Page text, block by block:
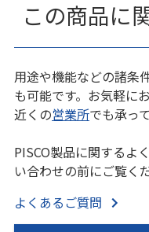
この商品に
用途や機能などの諸条
も可能です。お気軽に
近くの営業所でも承っ
PISCO製品に関するよ
い合わせの前にご覧く
よくあるご質問